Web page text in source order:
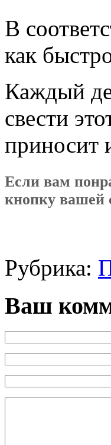
В
как
Каждый
свести
приносит
Если вам
кнопку вашей
Рубрика:
Ваш